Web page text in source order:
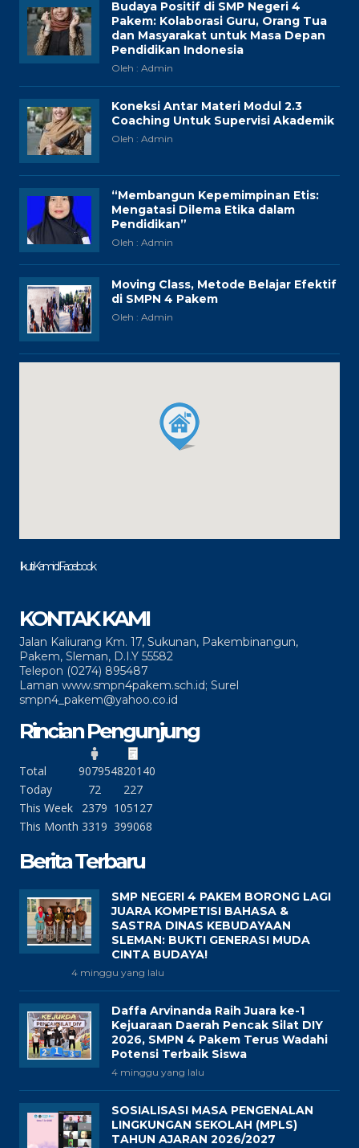
Budaya Positif di SMP Negeri 4
Pakem: Kolaborasi Guru, Orang Tua
dan Masyarakat untuk Masa Depan
Pendidikan Indonesia
Oleh : Admin
Koneksi Antar Materi Modul 2.3
Coaching Untuk Supervisi Akademik
Oleh : Admin
“Membangun Kepemimpinan Etis:
Mengatasi Dilema Etika dalam
Pendidikan”
Oleh : Admin
Moving Class, Metode Belajar Efektif
di SMPN 4 Pakem
Oleh : Admin
Ikuti Kami di Facebook
KONTAK KAMI
Jalan Kaliurang Km. 17, Sukunan, Pakembinangun,
Pakem, Sleman, D.I.Y 55582
Telepon (0274) 895487
Laman www.smpn4pakem.sch.id; Surel
smpn4_pakem@yahoo.co.id
Rincian Pengunjung
Total 907954820140
Today
72
227
This Week
2379 105127
This Month 3319 399068
Berita Terbaru
SMP NEGERI 4 PAKEM BORONG LAGI
JUARA KOMPETISI BAHASA &
SASTRA DINAS KEBUDAYAAN
SLEMAN: BUKTI GENERASI MUDA
CINTA BUDAYA!
4 minggu yang lalu
Daffa Arvinanda Raih Juara ke-1
Kejuaraan Daerah Pencak Silat DIY
2026, SMPN 4 Pakem Terus Wadahi
Potensi Terbaik Siswa
4 minggu yang lalu
SOSIALISASI MASA PENGENALAN
LINGKUNGAN SEKOLAH (MPLS)
TAHUN AJARAN 2026/2027